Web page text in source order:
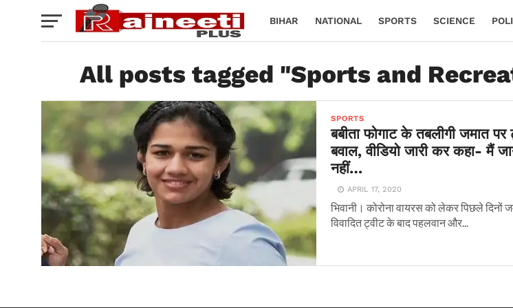
BIHAR NATIONAL SPORTS SCIENCE
All posts tagged "Sports and
SPORTS
बबीता फोगाट के तबलीगी जमात पर
बवाल, वीडियो जारी कर कहा- मैं
नहीं…
APRIL 17, 2020
भिवानी। कोरोना वायरस को लेकर पिछले दिनों
विवादित ट्वीट के बाद पहलवान और...